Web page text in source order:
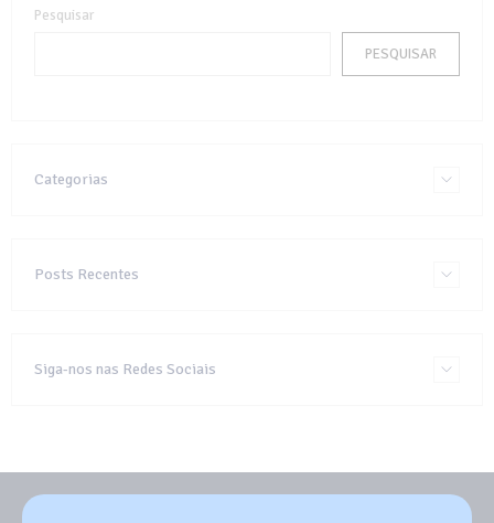
Pesquisar
PESQUISAR
Categorias
Posts Recentes
Siga-nos nas Redes Sociais